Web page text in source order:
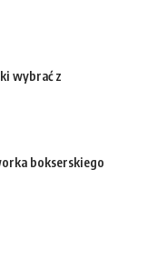
wybrać z
bokserskiego